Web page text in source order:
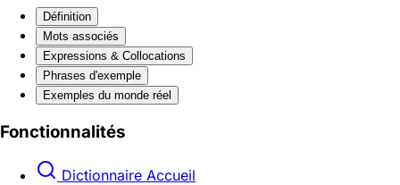
Définition
Mots associés
Expressions & Collocations
Phrases d'exemple
Exemples du monde réel
Fonctionnalités
Dictionnaire Accueil